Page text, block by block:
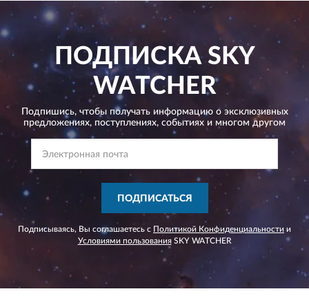
ПОДПИСКАSKY
WATCHER
Подпишись, чтобы получать информацию о эксклюзивных
предложениях, поступлениях, событиях и многом другом
ПОДПИСАТЬСЯ
Подписываясь, Вы соглашаетесь с Политикой Конфиденциальности и
Условиями пользованияSKY WATCHER